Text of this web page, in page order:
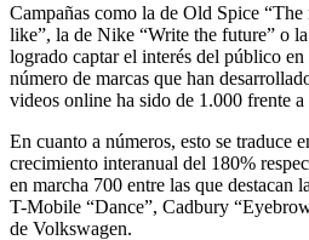
Campañas como la de Old Spice
like”, la de Nike “Write the future” o
logrado captar el interés del público
número de marcas que han
videos online ha sido de 1.000 frente
En cuanto a números, esto se traduce
crecimiento interanual del 180%
en marcha 700 entre las que destacan
T-Mobile “Dance”, Cadbury
de Volkswagen.